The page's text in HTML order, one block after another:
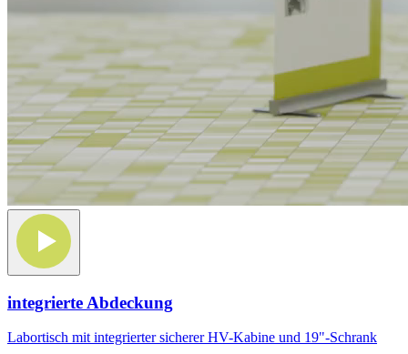
integrierte Abdeckung
Labortisch mit integrierter sicherer HV-Kabine und 19"-Schrank